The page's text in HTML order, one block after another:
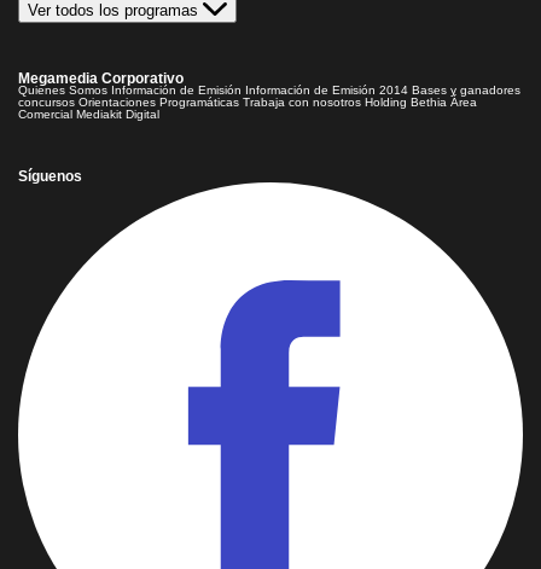
Ver todos los programas
Megamedia Corporativo
Quienes Somos Información de Emisión Información de Emisión 2014 Bases y ganadores
concursos Orientaciones Programáticas Trabaja con nosotros Holding Bethia Área
Comercial Mediakit Digital
Síguenos